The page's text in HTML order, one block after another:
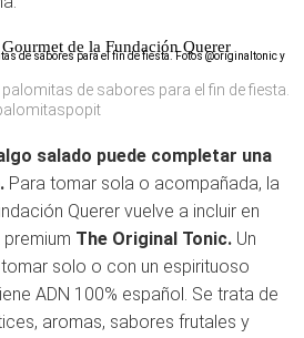
de la Fundación Querer
de sabores para el fin de fiesta.
salado puede completar una
Para tomar sola o acompañada, la
Querer vuelve a incluir en
The Original Tonic. Un
solo o con un espirituoso
ADN 100% español. Se trata de
aromas, sabores frutales y